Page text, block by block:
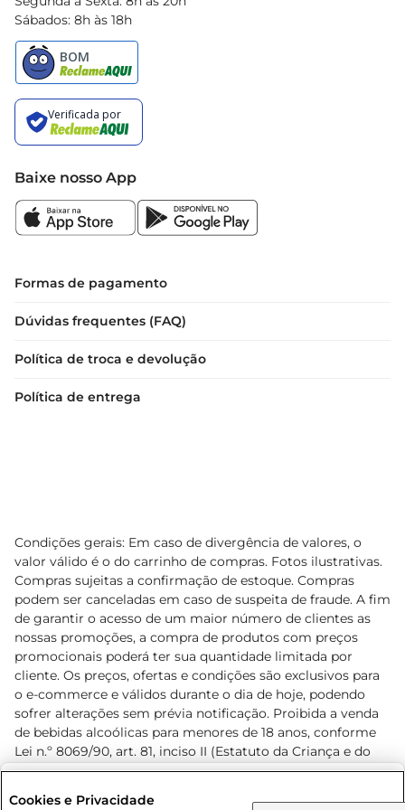
Sábados: 8h às 18h
Baixe nosso App
Formas de pagamento
Dúvidas frequentes (FAQ)
Política de troca e devolução
Política de entrega
Condições gerais: Em caso de divergência de valores, o
valor válido é o do carrinho de compras. Fotos ilustrativas.
Compras sujeitas a confirmação de estoque. Compras
podem ser canceladas em caso de suspeita de fraude. A fim
de garantir o acesso de um maior número de clientes as
nossas promoções, a compra de produtos com preços
promocionais poderá ter sua quantidade limitada por
cliente. Os preços, ofertas e condições são exclusivos para
o e-commerce e válidos durante o dia de hoje, podendo
sofrer alterações sem prévia notificação. Proibida a venda
de bebidas alcoólicas para menores de 18 anos, conforme
Lei n.º 8069/90, art. 81, inciso II (Estatuto da Criança e do
Adolescente). Preços e condições exclusivos para o
Cookies e Privacidade